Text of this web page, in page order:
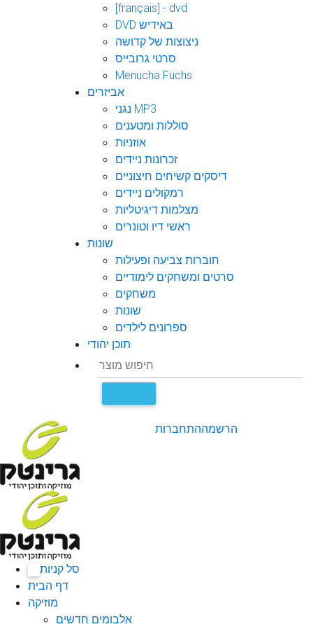
[français] - dvd
DVD באידיש
ניצוצות של קדושה
סרטי גרובייס
Menucha Fuchs
אביזרים
נגני MP3
סוללות ומטענים
אוזניות
זכרונות ניידים
דיסקים קשיחים חיצוניים
רמקולים ניידים
מצלמות דיגיטליות
ראשי דיו וטונרים
שונות
חוברות צביעה ופעילות
סרטים ומשחקים לימודיים
משחקים
שונות
ספרונים לילדים
תוכן יהודי
התחברותהרשמה
סל קניות
דף הבית
מוזיקה
אלבומים חדשים